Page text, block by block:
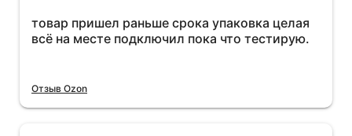
товар пришел раньше срока упаковка целая
всё на месте подключил пока что тестирую.
Отзыв Ozon